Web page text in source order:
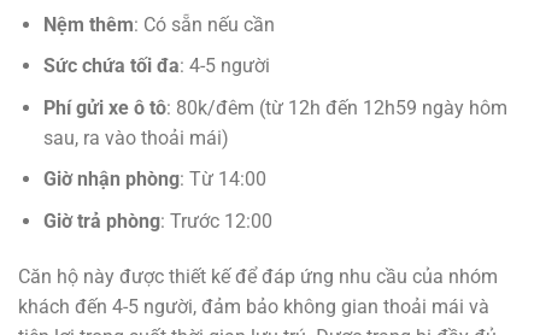
Nệm thêm: Có sẵn nếu cần
Sức chứa tối đa: 4-5 người
Phí gửi xe ô tô: 80k/đêm (từ 12h đến 12h59 ngày hôm
sau, ra vào thoải mái)
Giờ nhận phòng: Từ 14:00
Giờ trả phòng: Trước 12:00
Căn hộ này được thiết kế để đáp ứng nhu cầu của nhóm
khách đến 4-5 người, đảm bảo không gian thoải mái và